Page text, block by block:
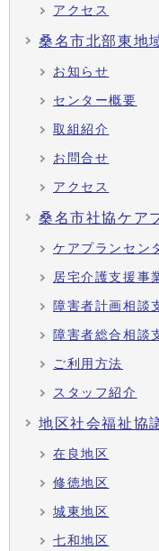
アクセス
桑名市北部東地
お知らせ
センター概要
取組紹介
お問合せ
アクセス
桑名市社協ケア
ケアプランセン
居宅介護支援事
障害者計画相談
障害者総合相談
ご利用方法
スタッフ紹介
地区社会福祉協
在良地区
修徳地区
城東地区
七和地区